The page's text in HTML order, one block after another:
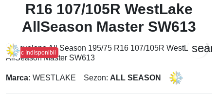
R16 107/105R WestLake
AllSeason Master SW613
Stoc Indisponibil
Marca: WESTLAKE Sezon: ALL SEASON